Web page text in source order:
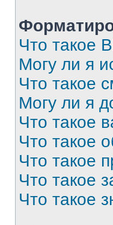
Что такое
Могу ли я
Что такое
Могу ли я
Что такое
Что такое
Что такое
Что такое
Что такое